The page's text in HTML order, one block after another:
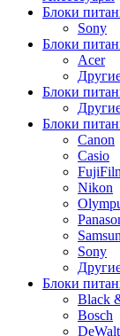
Блоки
Sony
Блоки
Acer
Блоки
Блоки
Canon
Casio
Nikon
Sony
Блоки
Black
Bosch
DeWalt